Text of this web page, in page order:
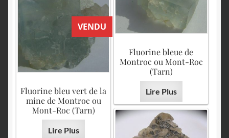
Fluorine bleue de
Montroc ou Mont-Roc
(Tarn)
Lire Plus
VENDU
Fluorine bleu vert de la
mine de Montroc ou
Mont-Roc (Tarn)
Lire Plus